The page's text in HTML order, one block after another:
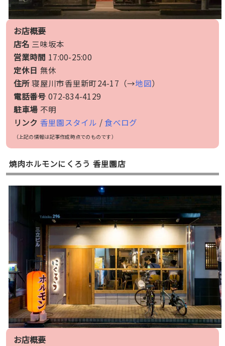
お店概要
店名 三味坂本
営業時間 17:00-25:00
定休日 無休
住所寝屋川市香里新町24-17（→地図）
電話番号 072-834-4129
駐車場 不明
リンク 香里園スタイル / 食べログ
（上記の情報は記事作成時点でのものです）
焼肉ホルモンにくろう 香里園店
お店概要